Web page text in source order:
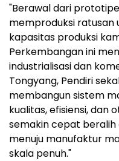
"Berawal dari
memproduksi ratusan
kapasitas produksi
Perkembangan ini
industrialisasi dan
Tongyang, Pendiri
membangun sistem
kualitas, efisiensi, dan
semakin cepat
menuju manufaktur
skala penuh."